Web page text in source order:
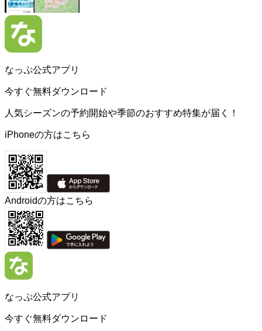
なっぷ公式アプリ
今すぐ無料ダウンロード
人気シーズンの予約開始や季節のおすすめ特集が届く！
iPhoneの方はこちら
Androidの方はこちら
なっぷ公式アプリ
今すぐ無料ダウンロード